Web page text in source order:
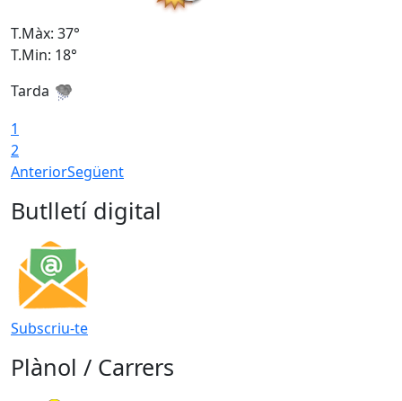
T.Màx: 37°
T.Min: 18°
Tarda
1
2
AnteriorSegüent
Butlletí digital
Subscriu-te
Plànol / Carrers